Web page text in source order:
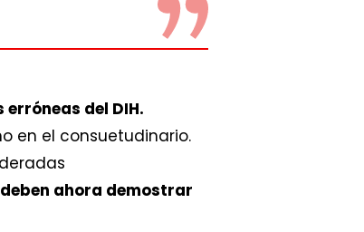
del DIH.
en el consuetudinario.
ahora demostrar